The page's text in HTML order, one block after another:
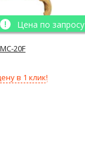
Цена по запросу
20F
в 1 клик!